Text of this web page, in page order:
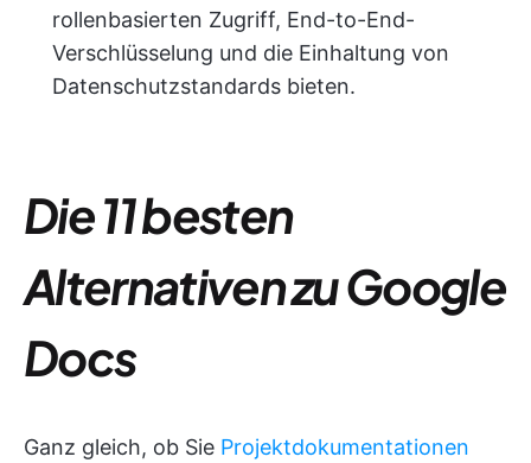
rollenbasierten Zugriff, End-to-End-
Verschlüsselung und die Einhaltung von
Datenschutzstandards bieten.
Die 11 besten
Alternativen zu Google
Docs
Ganz gleich, ob Sie Projektdokumentationen